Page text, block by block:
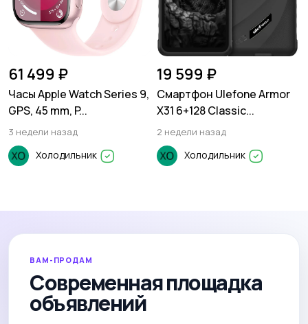
61 499 ₽
Часы Apple Watch Series 9,
GPS, 45 mm, P...
3 недели назад
Холодильник
19 599 ₽
Смартфон Ulefone Armor
X31 6+128 Classic...
2 недели назад
Холодильник
ВАМ-ПРОДАМ
Современная площадка
объявлений